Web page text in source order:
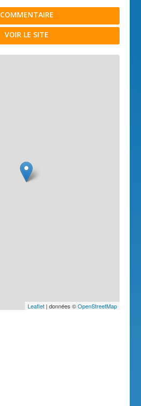
COMMENTAIRE
VOIR LE SITE
Leaflet| données ©OpenStreetMap